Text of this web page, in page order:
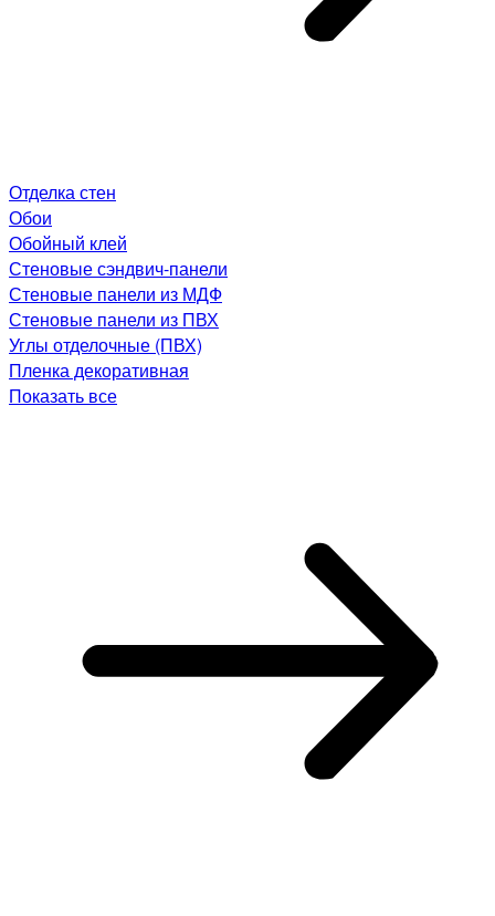
Отделка стен
Обои
Обойный клей
Стеновые сэндвич-панели
Стеновые панели из МДФ
Стеновые панели из ПВХ
Углы отделочные (ПВХ)
Пленка декоративная
Показать все